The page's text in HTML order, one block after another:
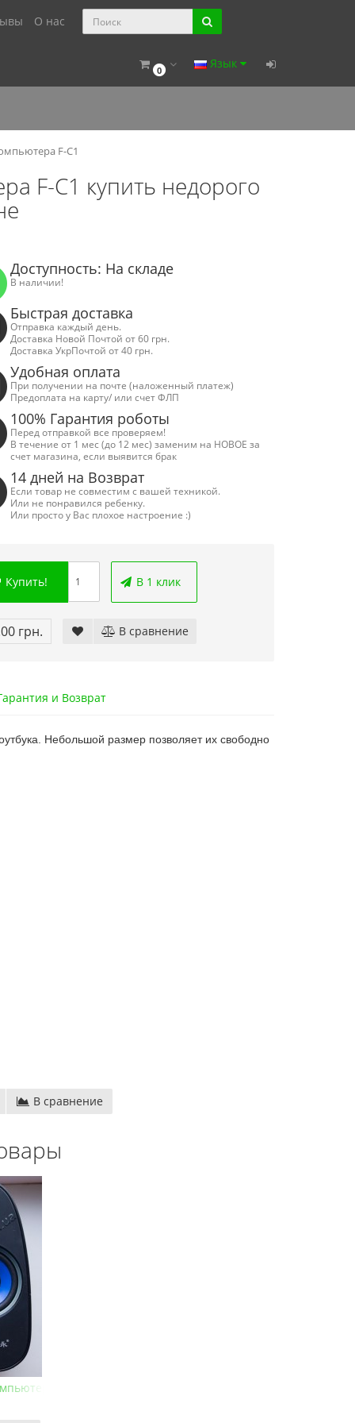
О нас
0 Язык
F-C1
F-C1 купить недорого
Доступность: На складе
В наличии!
Быстрая доставка
Отправка каждый день.
Доставка Новой Почтой от 60 грн.
Доставка УкрПочтой от 40 грн.
Удобная оплата
При получении на почте (наложенный платеж)
Предоплата на карту/ или счет ФЛП
100% Гарантия роботы
Перед отправкой все проверяем!
В течение от 1 мес (до 12 мес) заменим на НОВОЕ за
счет магазина, если выявится брак
14 дней на Возврат
Если товар не совместим с вашей техникой.
Или не понравился ребенку.
Или просто у Вас плохое настроение :)
Купить! В 1 клик
грн. В сравнение
и Возврат
Небольшой размер позволяет их свободно
В сравнение
Coon Q6